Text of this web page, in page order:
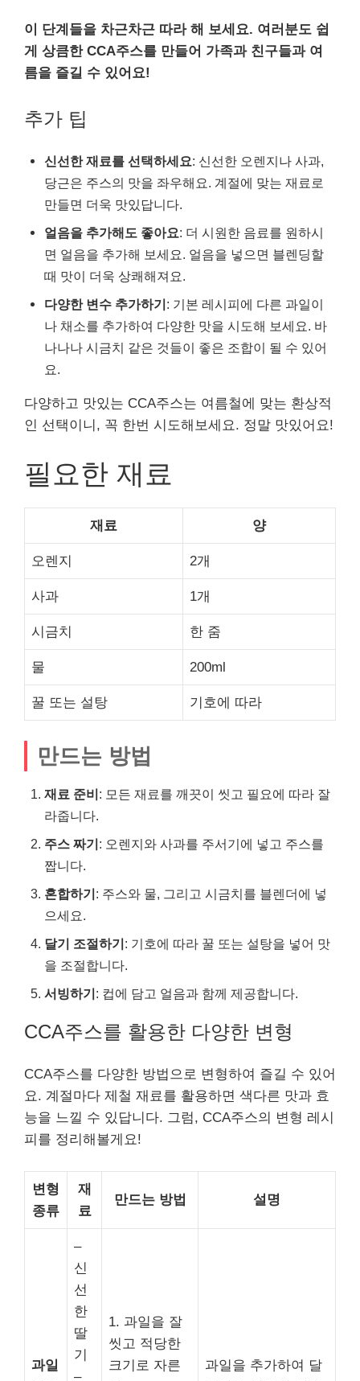
이 단계들을 차근차근 따라 해 보세요. 여러분도 쉽
게 상큼한 CCA주스를 만들어 가족과 친구들과 여
름을 즐길 수 있어요!
추가 팁
신선한 재료를 선택하세요: 신선한 오렌지나 사과,
당근은 주스의 맛을 좌우해요. 계절에 맞는 재료로
만들면 더욱 맛있답니다.
얼음을 추가해도 좋아요: 더 시원한 음료를 원하시
면 얼음을 추가해 보세요. 얼음을 넣으면 블렌딩할
때 맛이 더욱 상쾌해져요.
다양한 변수 추가하기 : 기본 레시피에 다른 과일이
나 채소를 추가하여 다양한 맛을 시도해 보세요. 바
나나나 시금치 같은 것들이 좋은 조합이 될 수 있어
요.
다양하고 맛있는 CCA주스는 여름철에 맞는 환상적
인 선택이니, 꼭 한번 시도해보세요. 정말 맛있어요!
필요한 재료
재료 양
오렌지 2개
사과 1개
시금치 한 줌
물 200ml
꿀 또는 설탕 기호에 따라
만드는 방법
재료 준비 : 모든 재료를 깨끗이 씻고 필요에 따라 잘
라줍니다.
주스 짜기 : 오렌지와 사과를 주서기에 넣고 주스를
짭니다.
혼합하기 : 주스와 물, 그리고 시금치를 블렌더에 넣
으세요.
달기 조절하기 : 기호에 따라 꿀 또는 설탕을 넣어 맛
을 조절합니다.
서빙하기 : 컵에 담고 얼음과 함께 제공합니다.
CCA주스를 활용한 다양한 변형
CCA주스를 다양한 방법으로 변형하여 즐길 수 있어
요. 계절마다 제철 재료를 활용하면 색다른 맛과 효
능을 느낄 수 있답니다. 그럼, CCA주스의 변형 레시
피를 정리해볼게요!
변형
종류
재
료
만드는 방법 설명
과일
–
신
선
한
딸
기
–
1. 과일을 잘
씻고 적당한
크기로 자른
과일을 추가하여 달